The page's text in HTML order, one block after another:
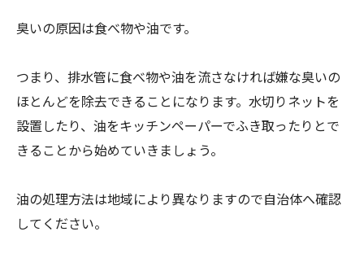
臭いの原因は食べ物や油です。
つまり、排水管に食べ物や油を流さなければ嫌な臭いの
ほとんどを除去できることになります。水切りネットを
設置したり、油をキッチンペーパーでふき取ったりとで
きることから始めていきましょう。
油の処理方法は地域により異なりますので自治体へ確認
してください。